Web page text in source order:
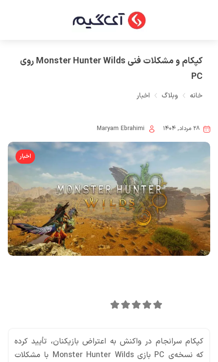
کپکام و مشکلات فنی Monster Hunter Wilds روی
PC
خانه وبلاگ اخبار
۲۸ مرداد, ۱۴۰۴ Maryam Ebrahimi
اخبار
کپکام سرانجام در واکنش به اعتراض بازیکنان، تأیید کرده
که نسخه‌ی PC بازی Monster Hunter Wilds با مشکلات